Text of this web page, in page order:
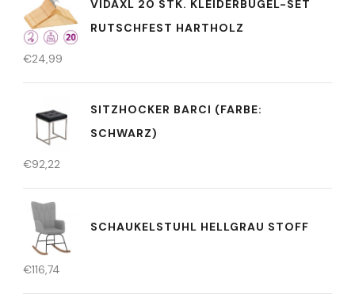
VIDAXL 20 STK. KLEIDERBÜGEL-SET
RUTSCHFEST HARTHOLZ
€24,99
SITZHOCKER BARCI (FARBE:
SCHWARZ)
€92,22
SCHAUKELSTUHL HELLGRAU STOFF
€116,74